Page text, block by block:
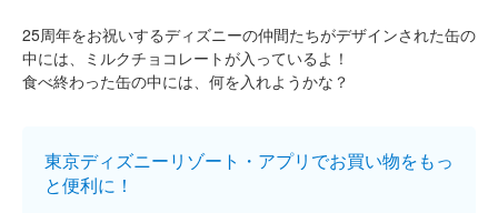
25周年をお祝いするディズニーの仲間たちがデザインされた缶の
中には、ミルクチョコレートが入っているよ！
食べ終わった缶の中には、何を入れようかな？
東京ディズニーリゾート・アプリでお買い物をもっ
と便利に！